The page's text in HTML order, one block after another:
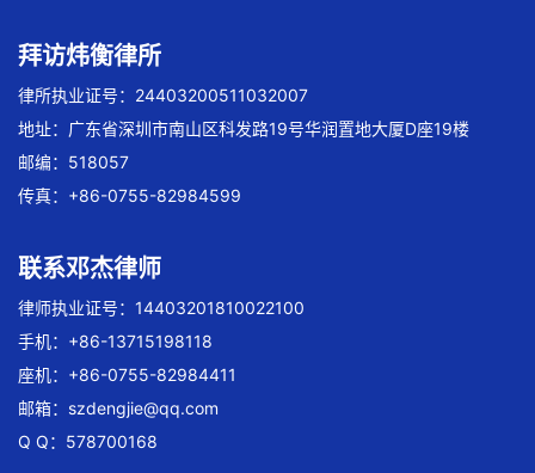
拜访炜衡律所
律所执业证号：24403200511032007
地址：广东省深圳市南山区科发路19号华润置地大厦D座19楼
邮编：518057
传真：+86-0755-82984599
联系邓杰律师
律师执业证号：14403201810022100
手机：+86-13715198118
座机：+86-0755-82984411
邮箱： szdengjie@qq.com
Q Q：578700168